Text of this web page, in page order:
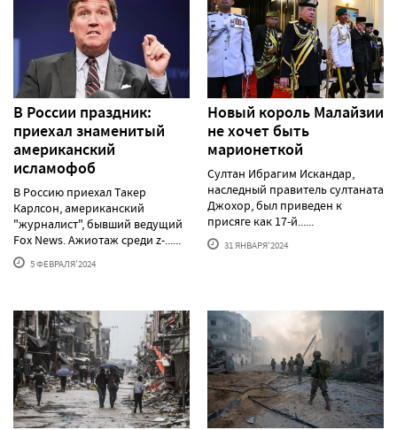
В России праздник:
приехал знаменитый
американский
исламофоб
В Россию приехал Такер
Карлсон, американский
"журналист", бывший ведущий
Fox News. Ажиотаж среди z-......
5 ФЕВРАЛЯ'2024
Новый король Малайзии
не хочет быть
марионеткой
Султан Ибрагим Искандар,
наследный правитель султаната
Джохор, был приведен к
присяге как 17-й......
31 ЯНВАРЯ'2024